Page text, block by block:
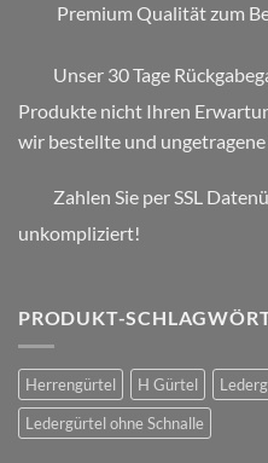
Premium Qualität zum
Unser 30 Tage
Produkte nicht Ihren
wir bestellte und
Zahlen Sie per SSL
unkompliziert!
PRODUKT-
Herrengürtel H Gürtel
Ledergürtel ohne Schnalle